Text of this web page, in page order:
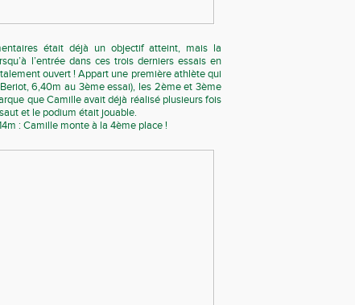
était déjà un objectif atteint, mais la
l’entrée dans ces trois derniers essais en
ouvert ! Appart une première athlète qui
6,40m au 3ème essai), les 2ème et 3ème
que Camille avait déjà réalisé plusieurs fois
et le podium était jouable.
: Camille monte à la 4ème place !